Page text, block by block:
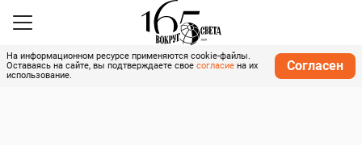
На информационном ресурсе применяются cookie-файлы.
Оставаясь на сайте, вы подтверждаете свое согласие на их
использование.
Согласен